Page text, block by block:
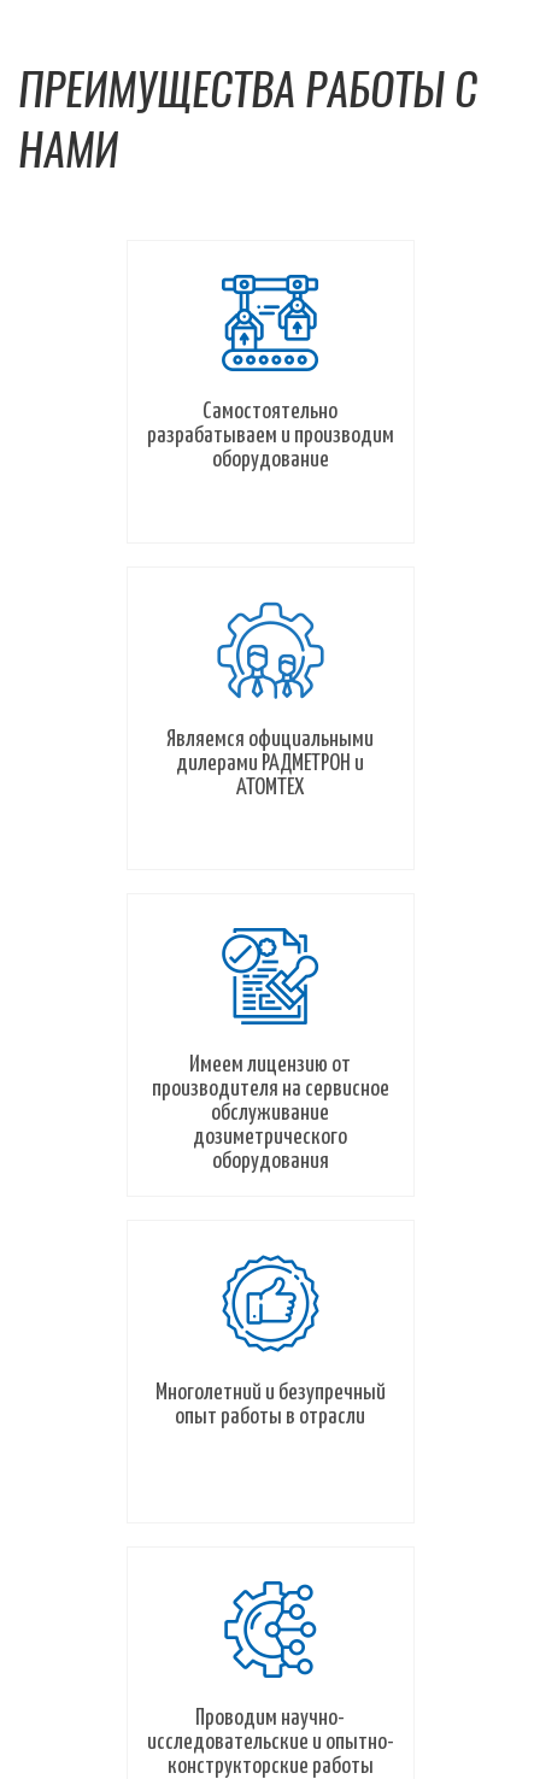
ПРЕИМУЩЕСТВА РАБОТЫ С
НАМИ
Самостоятельно
разрабатываем и производим
оборудование
Являемся официальными
дилерами РАДМЕТРОН и
АТОМТЕХ
Имеем лицензию от
производителя на сервисное
обслуживание
дозиметрического
оборудования
Многолетний и безупречный
опыт работы в отрасли
Проводим научно-
исследовательские и опытно-
конструкторские работы